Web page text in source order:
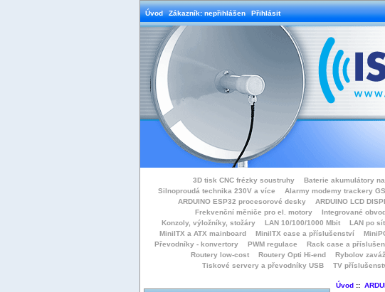
Úvod Zákazník: nepřihlášen Přihlásit
3D tisk CNC frézky soustruhy Baterie akumulátory
Silnoproudá technika 230V a více
Alarmy modemy trackery
ARDUINO ESP32 procesorové desky
ARDUINO LCD
Frekvenční měniče pro el. motory
Integrované
Konzoly, výložníky, stožáry
LAN 10/100/1000 Mbit LAN po
MiniITX a ATX mainboard
MiniITX case a příslušenství
Převodníky - konvertory
PWM regulace Rack case a
Routery low-cost
Routery Opti Hi-end Rybolov
Tiskové servery a převodníky USB
TV
Úvod::